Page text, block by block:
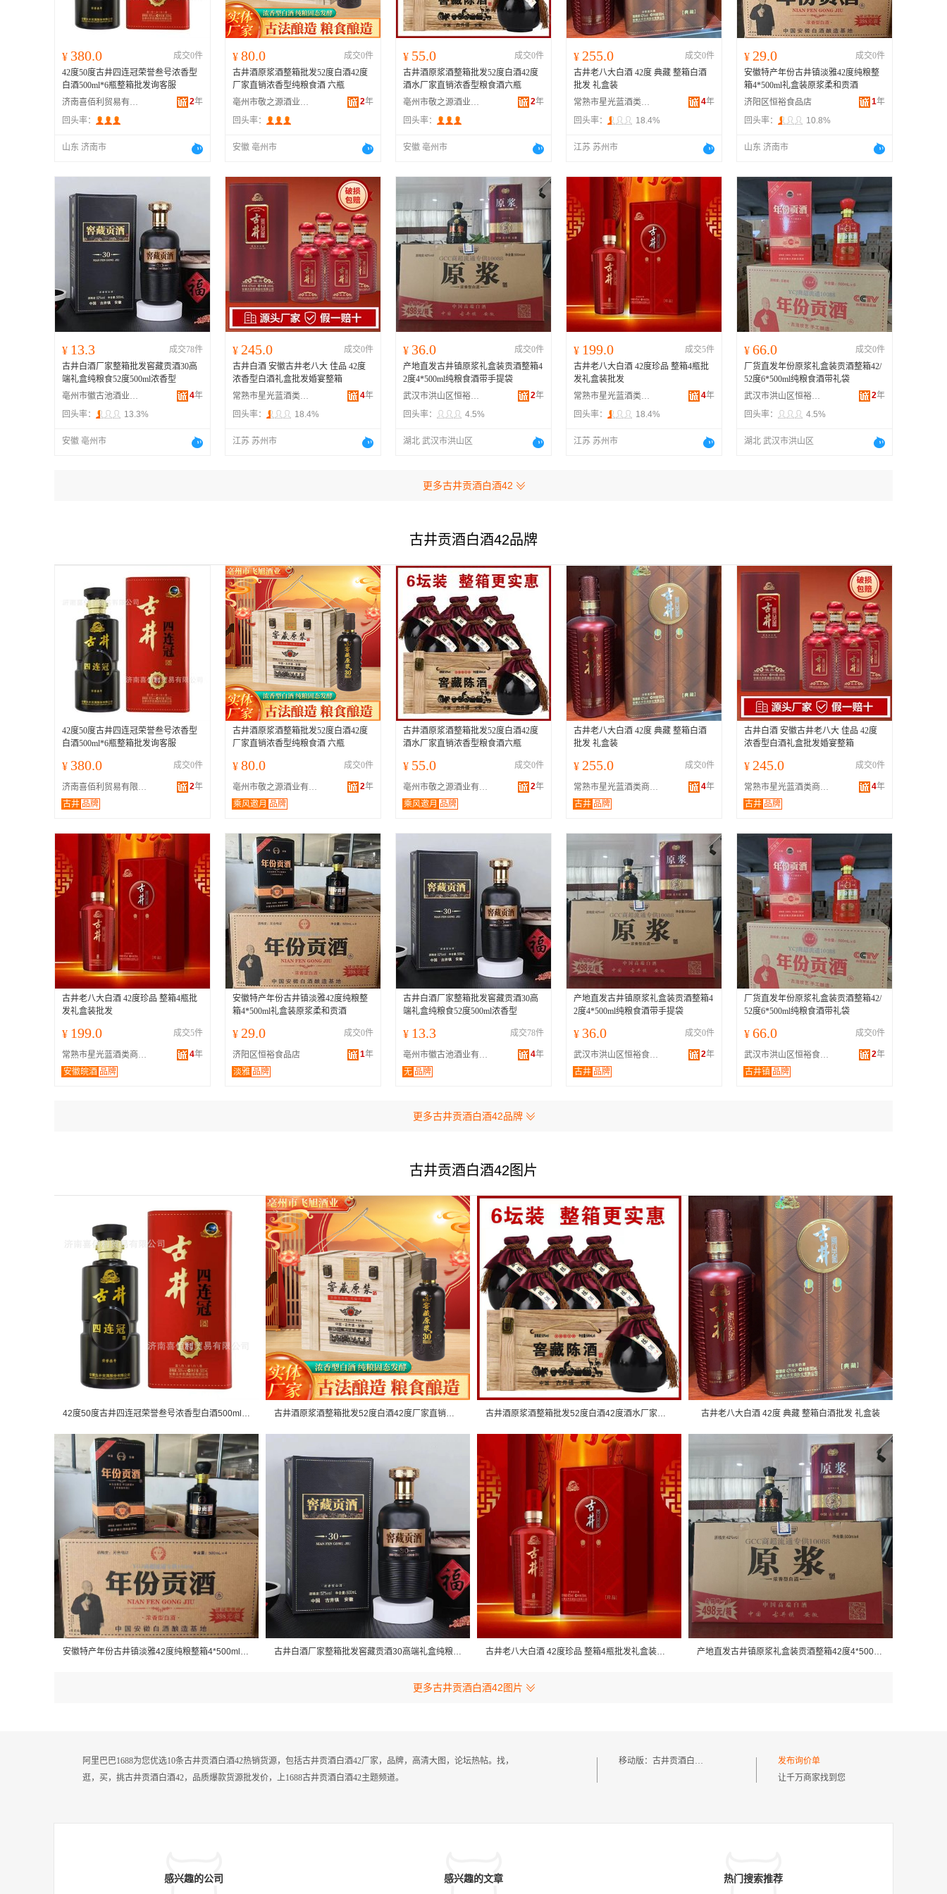
¥ 380.0
成交0件
42度50度古井四连冠荣誉叁号浓香型
白酒500ml*6瓶整箱批发询客服
济南喜佰利贸易有限公司
2年
回头率：
山东 济南市
¥ 80.0
成交0件
古井酒原浆酒整箱批发52度白酒42度
厂家直销浓香型纯粮食酒 六瓶
亳州市敬之源酒业有限公司
2年
回头率：
安徽 亳州市
¥ 55.0
成交0件
古井酒原浆酒整箱批发52度白酒42度
酒水厂家直销浓香型粮食酒六瓶
亳州市敬之源酒业有限公司
2年
回头率：
安徽 亳州市
¥ 255.0
成交0件
古井老八大白酒 42度 典藏 整箱白酒
批发 礼盒装
常熟市星光蓝酒类商贸有限公司
4年
回头率：
18.4%
江苏 苏州市
¥ 29.0
成交0件
安徽特产年份古井镇淡雅42度纯粮整
箱4*500ml礼盒装原浆柔和贡酒
济阳区恒裕食品店
1年
回头率：
10.8%
山东 济南市
¥ 13.3
成交78件
古井白酒厂家整箱批发窖藏贡酒30高
端礼盒纯粮食52度500ml浓香型
亳州市徽古池酒业有限公司
4年
回头率：
13.3%
安徽 亳州市
¥ 245.0
成交0件
古井白酒 安徽古井老八大 佳品 42度
浓香型白酒礼盒批发婚宴整箱
常熟市星光蓝酒类商贸有限公司
4年
回头率：
18.4%
江苏 苏州市
¥ 36.0
成交0件
产地直发古井镇原浆礼盒装贡酒整箱4
2度4*500ml纯粮食酒带手提袋
武汉市洪山区恒裕食品店
2年
回头率：
4.5%
湖北 武汉市洪山区
¥ 199.0
成交5件
古井老八大白酒 42度珍品 整箱4瓶批
发礼盒装批发
常熟市星光蓝酒类商贸有限公司
4年
回头率：
18.4%
江苏 苏州市
¥ 66.0
成交0件
厂货直发年份原浆礼盒装贡酒整箱42/
52度6*500ml纯粮食酒带礼袋
武汉市洪山区恒裕食品店
2年
回头率：
4.5%
湖北 武汉市洪山区
更多古井贡酒白酒42
古井贡酒白酒42品牌
42度50度古井四连冠荣誉叁号浓香型
白酒500ml*6瓶整箱批发询客服
¥ 380.0 成交0件
济南喜佰利贸易有限公司 2年
古井 品牌
古井酒原浆酒整箱批发52度白酒42度
厂家直销浓香型纯粮食酒 六瓶
¥ 80.0 成交0件
亳州市敬之源酒业有限公司 2年
乘风邀月 品牌
古井酒原浆酒整箱批发52度白酒42度
酒水厂家直销浓香型粮食酒六瓶
¥ 55.0 成交0件
亳州市敬之源酒业有限公司 2年
乘风邀月 品牌
古井老八大白酒 42度 典藏 整箱白酒
批发 礼盒装
¥ 255.0 成交0件
常熟市星光蓝酒类商贸有限公司 4年
古井 品牌
古井白酒 安徽古井老八大 佳品 42度
浓香型白酒礼盒批发婚宴整箱
¥ 245.0 成交0件
常熟市星光蓝酒类商贸有限公司 4年
古井 品牌
古井老八大白酒 42度珍品 整箱4瓶批
发礼盒装批发
¥ 199.0 成交5件
常熟市星光蓝酒类商贸有限公司 4年
安徽皖酒 品牌
安徽特产年份古井镇淡雅42度纯粮整
箱4*500ml礼盒装原浆柔和贡酒
¥ 29.0 成交0件
济阳区恒裕食品店 1年
淡雅 品牌
古井白酒厂家整箱批发窖藏贡酒30高
端礼盒纯粮食52度500ml浓香型
¥ 13.3 成交78件
亳州市徽古池酒业有限公司 4年
无 品牌
产地直发古井镇原浆礼盒装贡酒整箱4
2度4*500ml纯粮食酒带手提袋
¥ 36.0 成交0件
武汉市洪山区恒裕食品店 2年
古井 品牌
厂货直发年份原浆礼盒装贡酒整箱42/
52度6*500ml纯粮食酒带礼袋
¥ 66.0 成交0件
武汉市洪山区恒裕食品店 2年
古井镇 品牌
更多古井贡酒白酒42品牌
古井贡酒白酒42图片
42度50度古井四连冠荣誉叁号浓香型白酒500ml*6瓶整箱批发询客服 古井酒原浆酒整箱批发52度白酒42度厂家直销浓香型纯粮食酒 六瓶 古井酒原浆酒整箱批发52度白酒42度酒水厂家直销浓香型粮食酒六瓶 古井老八大白酒 42度 典藏 整箱白酒批发 礼盒装
安徽特产年份古井镇淡雅42度纯粮整箱4*500ml礼盒装原浆柔和贡酒 古井白酒厂家整箱批发窖藏贡酒30高端礼盒纯粮食52度500ml浓香型 古井老八大白酒 42度珍品 整箱4瓶批发礼盒装批发 产地直发古井镇原浆礼盒装贡酒整箱42度4*500ml纯粮食酒带手提袋
更多古井贡酒白酒42图片
阿里巴巴1688为您优选10条古井贡酒白酒42热销货源，包括古井贡酒白酒42厂家，品牌，高清大图，论坛热帖。找，
逛，买，挑古井贡酒白酒42，品质爆款货源批发价，上1688古井贡酒白酒42主题频道。
移动版： 古井贡酒白酒42
发布询价单
让千万商家找到您
感兴趣的公司 感兴趣的文章 热门搜索推荐